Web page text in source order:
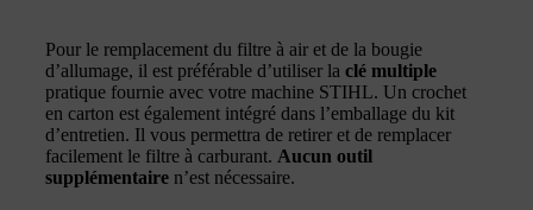
Pour le remplacement du filtre à air et de la bougie
d’allumage, il est préférable d’utiliser la clé multiple
pratique fournie avec votre machine STIHL. Un crochet
en carton est également intégré dans l’emballage du kit
d’entretien. Il vous permettra de retirer et de remplacer
facilement le filtre à carburant. Aucun outil
supplémentaire n’est nécessaire.